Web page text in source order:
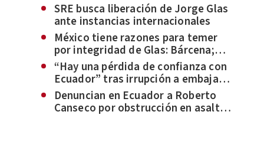
SRE busca liberación de Jorge Glas
ante instancias internacionales
México tiene razones para temer
por integridad de Glas: Bárcena;
"Ecuador pudo mostrar
inconformidad antes"
“Hay una pérdida de confianza con
Ecuador” tras irrupción a embajada
mexicana: SRE
Denuncian en Ecuador a Roberto
Canseco por obstrucción en asalto